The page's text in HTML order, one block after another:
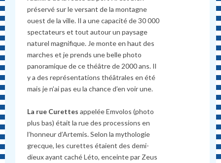
préservé sur le versant de la montagne
ouest de la ville. Il a une capacité de 30 000
spectateurs et tout autour un paysage
naturel magnifique. Je monte en haut des
marches et je prends une belle photo
panoramique de ce théâtre de 2000 ans. Il
y a des représentations théâtrales en été
mais je n’ai pas eu la chance d’en voir une.
La rue Curettes appelée Emvolos (photo
plus bas) était la rue des processions en
l’honneur d’Artemis. Selon la mythologie
grecque, les curettes étaient des demi-
dieux ayant caché Léto, enceinte par Zeus